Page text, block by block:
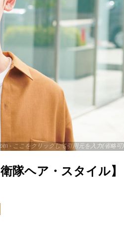
- ここをクリックして引用元を入力(省略可)
隊ヘア・スタイル】